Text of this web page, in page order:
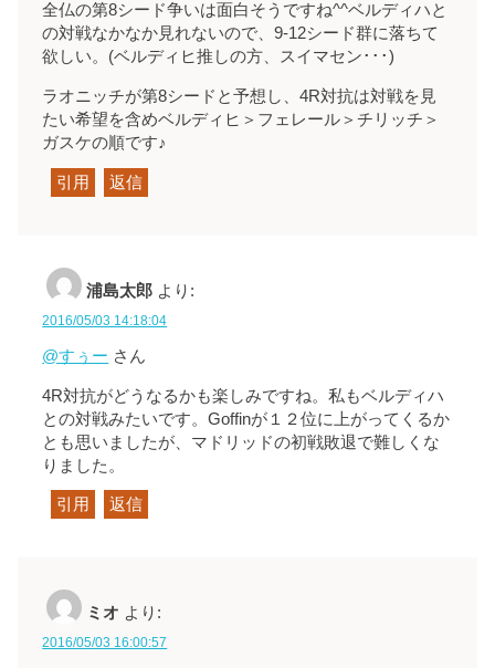
全仏の第8シード争いは面白そうですね^^ベルディハと
の対戦なかなか見れないので、9-12シード群に落ちて
欲しい。(ベルディヒ推しの方、スイマセン･･･)
ラオニッチが第8シードと予想し、4R対抗は対戦を見
たい希望を含めベルディヒ＞フェレール＞チリッチ＞
ガスケの順です♪
引用 返信
浦島太郎 より:
2016/05/03 14:18:04
@すぅー さん
4R対抗がどうなるかも楽しみですね。私もベルディハ
との対戦みたいです。Goffinが１２位に上がってくるか
とも思いましたが、マドリッドの初戦敗退で難しくな
りました。
引用 返信
ミオ より:
2016/05/03 16:00:57